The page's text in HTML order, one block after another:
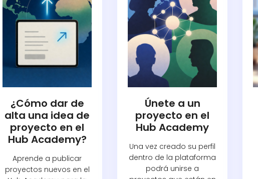
¿Cómo dar de
alta una idea de
proyecto en el
Hub Academy?
Aprende a publicar
proyectos nuevos en el
Únete a un
proyecto en el
Hub Academy
Una vez creado su perfil
dentro de la plataforma
podrá unirse a